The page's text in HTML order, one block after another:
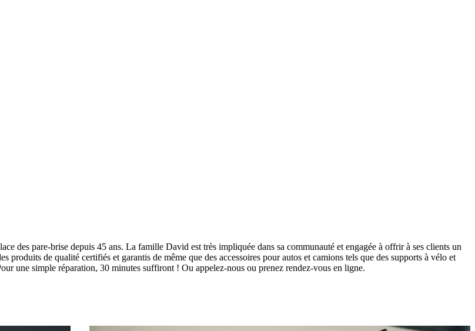
des pare-brise depuis 45 ans. La famille David est très impliquée dans sa communauté et engagée à offrir à ses clients un
de qualité certifiés et garantis de même que des accessoires pour autos et camions tels que des supports à vélo et
une simple réparation, 30 minutes suffiront ! Ou appelez-nous ou prenez rendez-vous en ligne.